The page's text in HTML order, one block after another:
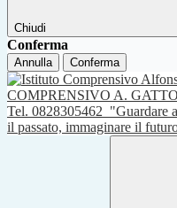
Chiudi
Conferma
Annulla Conferma
COMPRENSIVO A. GATTO
Tel. 0828305462 "Guardare
il passato, immaginare il